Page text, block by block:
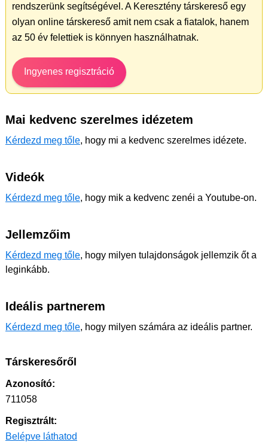
rendszerünk segítségével. A Keresztény társkereső egy
olyan online társkereső amit nem csak a fiatalok, hanem
az 50 év felettiek is könnyen használhatnak.
Ingyenes regisztráció
Mai kedvenc szerelmes idézetem
Kérdezd meg tőle, hogy mi a kedvenc szerelmes idézete.
Videók
Kérdezd meg tőle, hogy mik a kedvenc zenéi a Youtube-on.
Jellemzőim
Kérdezd meg tőle, hogy milyen tulajdonságok jellemzik őt a
leginkább.
Ideális partnerem
Kérdezd meg tőle, hogy milyen számára az ideális partner.
Társkeresőről
Azonosító:
711058
Regisztrált:
Belépve láthatod